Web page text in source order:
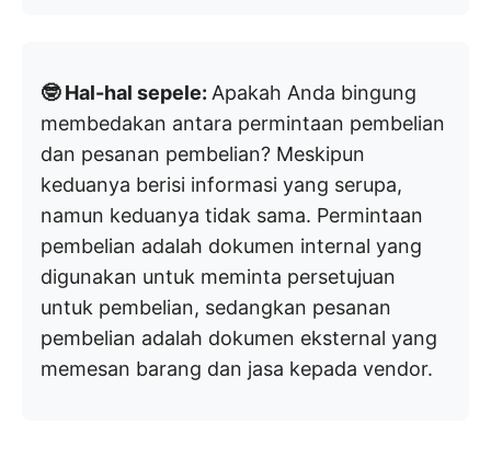
🤓 Hal-hal sepele: Apakah Anda bingung
membedakan antara permintaan pembelian
dan pesanan pembelian? Meskipun
keduanya berisi informasi yang serupa,
namun keduanya tidak sama. Permintaan
pembelian adalah dokumen internal yang
digunakan untuk meminta persetujuan
untuk pembelian, sedangkan pesanan
pembelian adalah dokumen eksternal yang
memesan barang dan jasa kepada vendor.